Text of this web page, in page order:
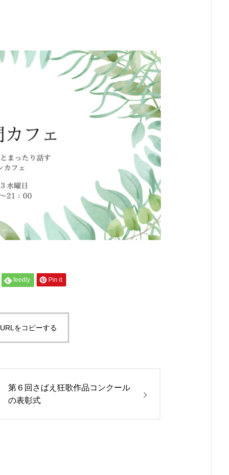
feedly Pin it
をコピーする
第６回さばえ狂歌作品コンクール
の表彰式